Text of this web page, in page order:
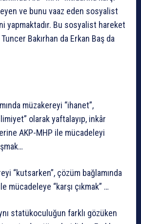
ve bunu vaaz eden sosyalist
yapmaktadır. Bu sosyalist hareket
Bakırhan da Erkan Baş da
müzakereyi “ihanet”,
olarak yaftalayıp, inkâr
AKP-MHP ile mücadeleyi
“kutsarken”, çözüm bağlamında
mücadeleye “karşı çıkmak” …
statükoculuğun farklı gözüken